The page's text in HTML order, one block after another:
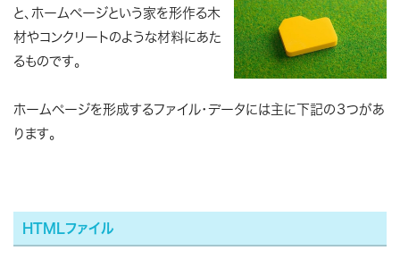
と、ホームページという家を形作る木
材やコンクリートのような材料にあた
るものです。
ホームページを形成するファイル・データには主に下記の３つがあ
ります。
HTMLファイル